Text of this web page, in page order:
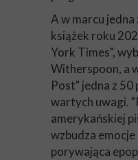
A w marcu jedna
książek roku
York Times",
Witherspoon, a
Post" jedna z 50
wartych uwagi.
amerykańskiej
wzbudza
porywająca